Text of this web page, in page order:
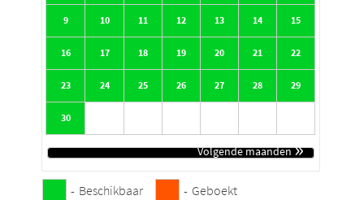
9 10 11 12 13 14 15
16 17 18 19 20 21 22
23 24 25 26 27 28 29
30
»
- Beschikbaar - Geboekt